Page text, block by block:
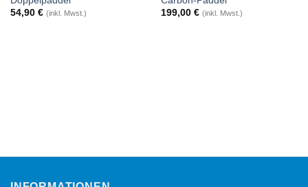
54,90 € (inkl. Mwst.)
199,00 € (inkl. Mwst.)